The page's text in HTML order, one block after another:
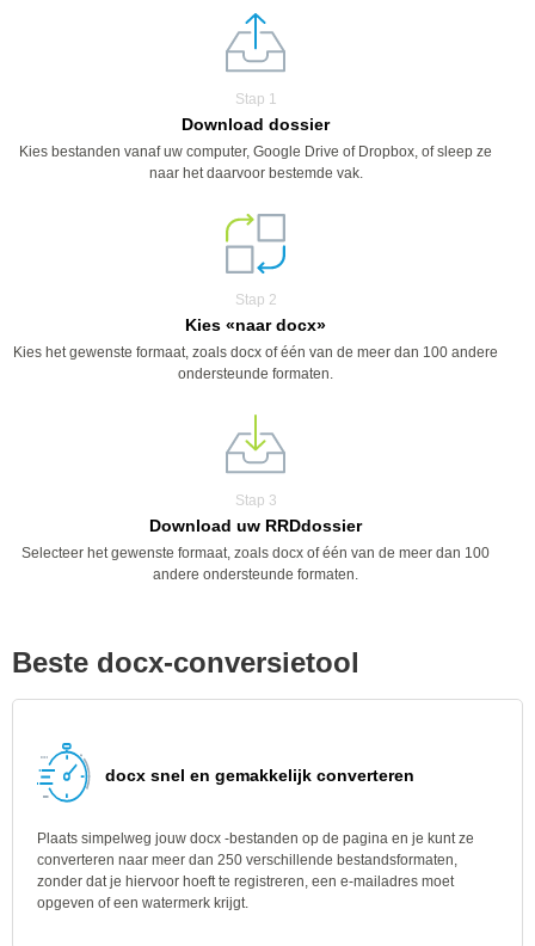
Stap 1
Download dossier
Kies bestanden vanaf uw computer, Google Drive of Dropbox, of sleep ze
naar het daarvoor bestemde vak.
Stap 2
Kies «naar docx»
Kies het gewenste formaat, zoals docx of één van de meer dan 100 andere
ondersteunde formaten.
Stap 3
Download uw RRDdossier
Selecteer het gewenste formaat, zoals docx of één van de meer dan 100
andere ondersteunde formaten.
Beste docx-conversietool
docx snel en gemakkelijk converteren
Plaats simpelweg jouw docx -bestanden op de pagina en je kunt ze
converteren naar meer dan 250 verschillende bestandsformaten,
zonder dat je hiervoor hoeft te registreren, een e-mailadres moet
opgeven of een watermerk krijgt.